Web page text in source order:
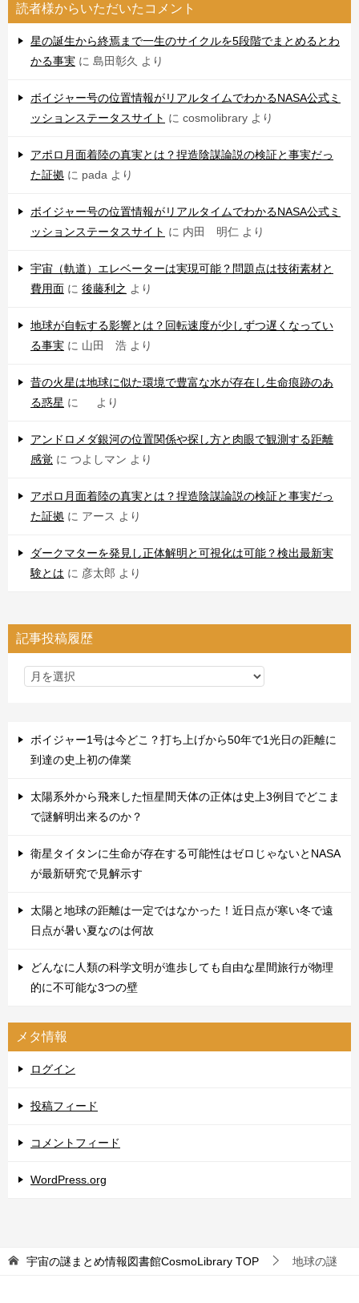
読者様からいただいたコメント
星の誕生から終焉まで一生のサイクルを5段階でまとめるとわ
かる事実 に 島田彰久 より
ボイジャー号の位置情報がリアルタイムでわかるNASA公式ミ
ッションステータスサイト に cosmolibrary より
アポロ月面着陸の真実とは？捏造陰謀論説の検証と事実だっ
た証拠 に pada より
ボイジャー号の位置情報がリアルタイムでわかるNASA公式ミ
ッションステータスサイト に 内田 明仁 より
宇宙（軌道）エレベーターは実現可能？問題点は技術素材と
費用面 に 後藤利之 より
地球が自転する影響とは？回転速度が少しずつ遅くなってい
る事実 に 山田 浩 より
昔の火星は地球に似た環境で豊富な水が存在し生命痕跡のあ
る惑星 に より
アンドロメダ銀河の位置関係や探し方と肉眼で観測する距離
感覚 に つよしマン より
アポロ月面着陸の真実とは？捏造陰謀論説の検証と事実だっ
た証拠 に アース より
ダークマターを発見し正体解明と可視化は可能？検出最新実
験とは に 彦太郎 より
記事投稿履歴
ボイジャー1号は今どこ？打ち上げから50年で1光日の距離に
到達の史上初の偉業
太陽系外から飛来した恒星間天体の正体は史上3例目でどこま
で謎解明出来るのか？
衛星タイタンに生命が存在する可能性はゼロじゃないとNASA
が最新研究で見解示す
太陽と地球の距離は一定ではなかった！近日点が寒い冬で遠
日点が暑い夏なのは何故
どんなに人類の科学文明が進歩しても自由な星間旅行が物理
的に不可能な3つの壁
メタ情報
ログイン
投稿フィード
コメントフィード
WordPress.org
宇宙の謎まとめ情報図書館CosmoLibrary TOP 地球の謎